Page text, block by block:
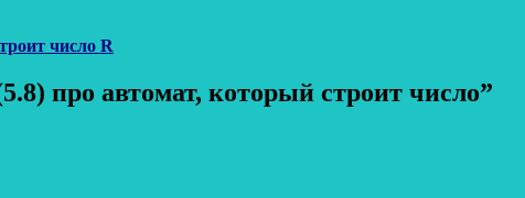
число R
про автомат, который строит число”